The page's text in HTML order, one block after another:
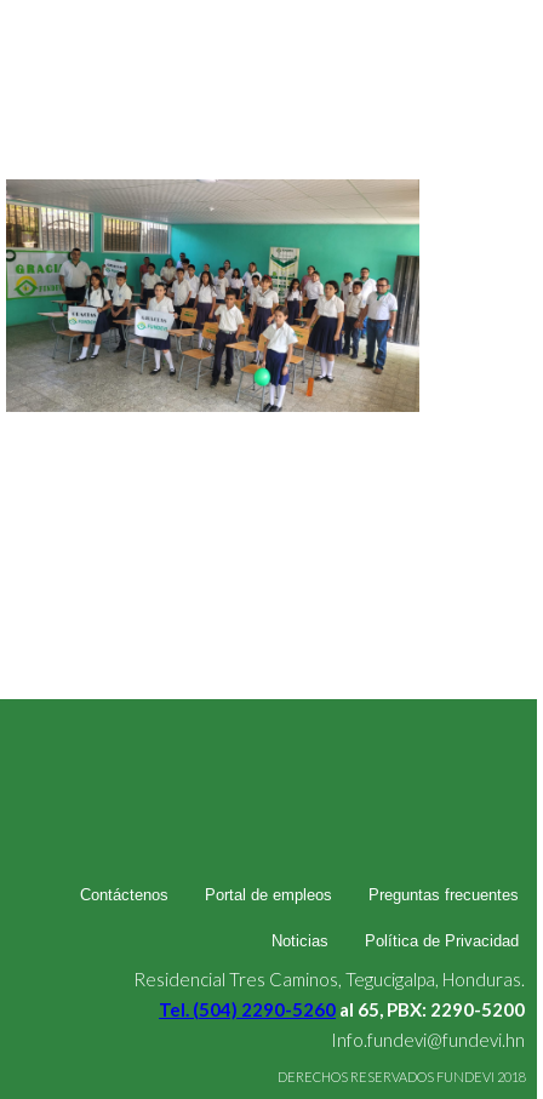
Contáctenos Portal de empleos Preguntas frecuentes
Noticias Política de Privacidad
Residencial Tres Caminos, Tegucigalpa, Honduras.
Tel. (504) 2290-5260 al 65, PBX: 2290-5200
Info.fundevi@fundevi.hn
DERECHOS RESERVADOS FUNDEVI 2018